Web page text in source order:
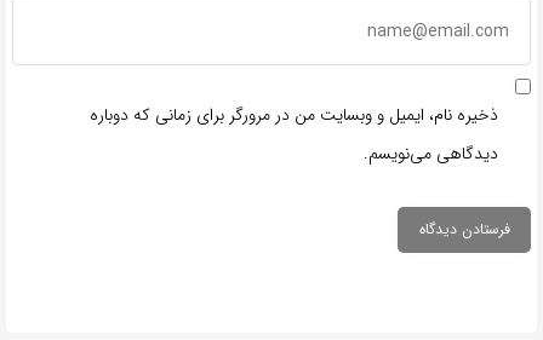
ذخیره نام، ایمیل و وبسایت من در مرورگر برای زمانی که دوباره
دیدگاهی می‌نویسم.